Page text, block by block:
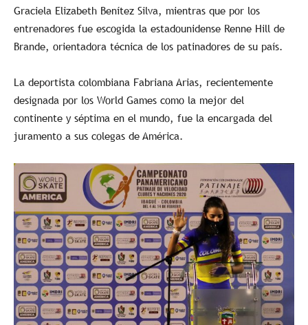
Graciela Elizabeth Benítez Silva, mientras que por los
entrenadores fue escogida la estadounidense Renne Hill de
Brande, orientadora técnica de los patinadores de su país.
La deportista colombiana Fabriana Arias, recientemente
designada por los World Games como la mejor del
continente y séptima en el mundo, fue la encargada del
juramento a sus colegas de América.